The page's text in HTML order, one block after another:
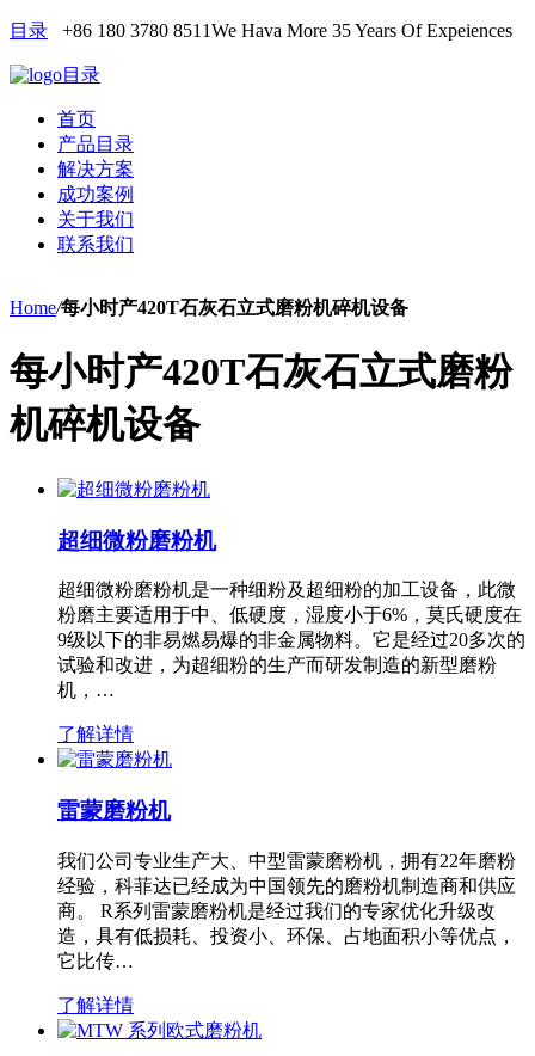
目录 +86 180 3780 8511We Hava More 35 Years Of Expeiences
目录
首页
产品目录
解决方案
成功案例
关于我们
联系我们
Home/每小时产420T石灰石立式磨粉机碎机设备
每小时产420T石灰石立式磨粉
机碎机设备
超细微粉磨粉机
超细微粉磨粉机是一种细粉及超细粉的加工设备，此微
粉磨主要适用于中、低硬度，湿度小于6%，莫氏硬度在
9级以下的非易燃易爆的非金属物料。它是经过20多次的
试验和改进，为超细粉的生产而研发制造的新型磨粉
机，…
了解详情
雷蒙磨粉机
我们公司专业生产大、中型雷蒙磨粉机，拥有22年磨粉
经验，科菲达已经成为中国领先的磨粉机制造商和供应
商。 R系列雷蒙磨粉机是经过我们的专家优化升级改
造，具有低损耗、投资小、环保、占地面积小等优点，
它比传…
了解详情